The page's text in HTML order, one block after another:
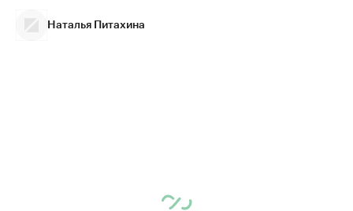
Наталья Питахина